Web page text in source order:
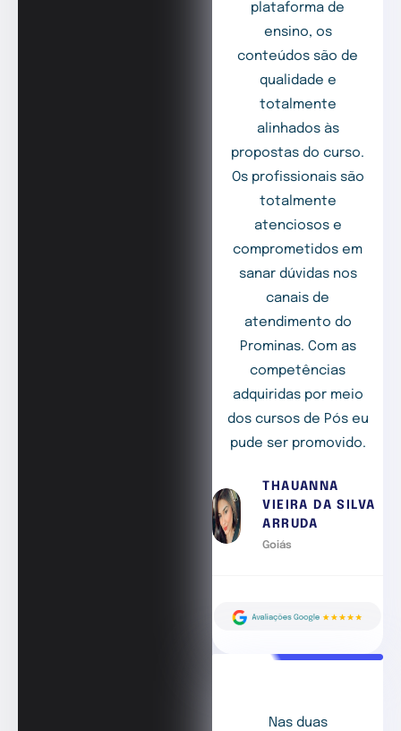
plataforma de
ensino, os
conteúdos são de
qualidade e
totalmente
alinhados às
propostas do curso.
Os profissionais são
totalmente
atenciosos e
comprometidos em
sanar dúvidas nos
canais de
atendimento do
Prominas. Com as
competências
adquiridas por meio
dos cursos de Pós eu
pude ser promovido.
THAUANNA
VIEIRA DA SILVA
ARRUDA
Goiás
Nas duas